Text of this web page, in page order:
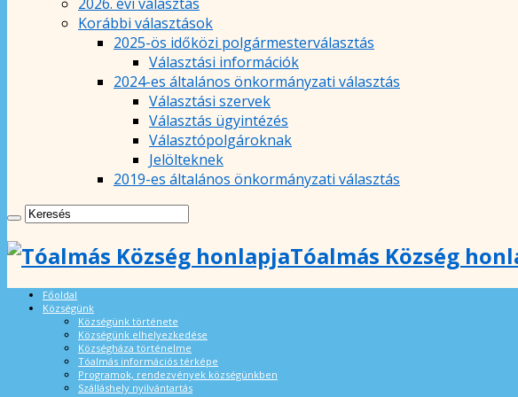
Korábbi választások
2025-ös időközi polgármesterválasztás
Választási információk
2024-es általános önkormányzati választás
Választási szervek
Választás ügyintézés
Választópolgároknak
Jelölteknek
2019-es általános önkormányzati választás
Tóalmás Község
Főoldal
Községünk
Községünk története
Községünk elhelyezkedése
Községháza történelme
Tóalmás információs térképe
Programok, rendezvények községünkben
Szálláshely nyilvántartás